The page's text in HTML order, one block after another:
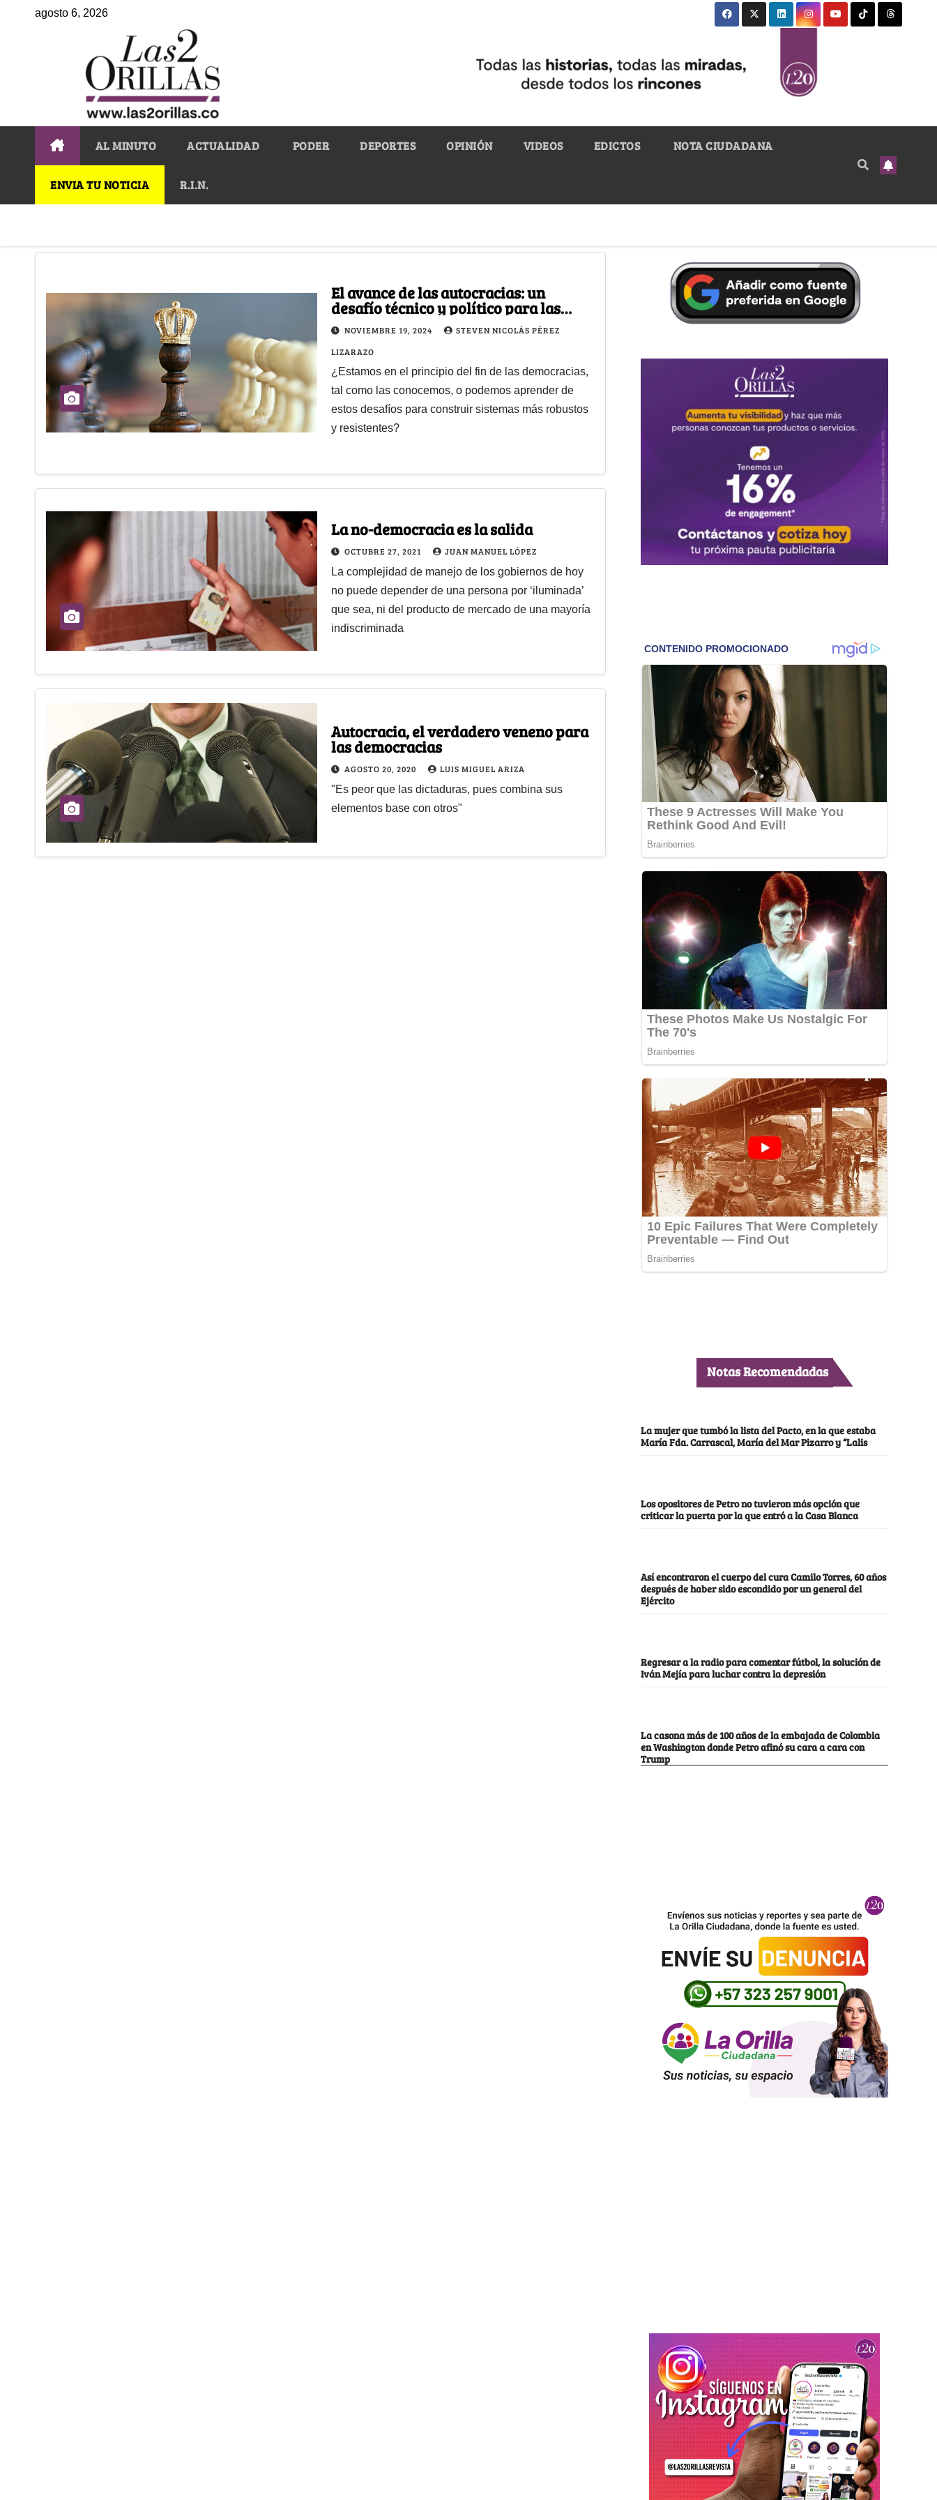
agosto 6, 2026
AL MINUTO ACTUALIDAD PODER DEPORTES OPINIÓN VIDEOS EDICTOS NOTA CIUDADANA
ENVIA TU NOTICIA R.I.N.
El avance de las autocracias: un
desafío técnico y político para las
democracias del siglo XXI
NOVIEMBRE 19, 2024
STEVEN NICOLÁS PÉREZ
LIZARAZO
¿Estamos en el principio del fin de las democracias,
tal como las conocemos, o podemos aprender de
estos desafíos para construir sistemas más robustos
y resistentes?
La no-democracia es la salida
OCTUBRE 27, 2021 JUAN MANUEL LÓPEZ
La complejidad de manejo de los gobiernos de hoy
no puede depender de una persona por ‘iluminada’
que sea, ni del producto de mercado de una mayoría
indiscriminada
Autocracia, el verdadero veneno para
las democracias
AGOSTO 20, 2020 LUIS MIGUEL ARIZA
"Es peor que las dictaduras, pues combina sus
elementos base con otros"
Notas Recomendadas
La mujer que tumbó la lista del Pacto, en la que estaba
María Fda. Carrascal, María del Mar Pizarro y “Lalis
Los opositores de Petro no tuvieron más opción que
criticar la puerta por la que entró a la Casa Blanca
Así encontraron el cuerpo del cura Camilo Torres, 60 años
después de haber sido escondido por un general del
Ejército
Regresar a la radio para comentar fútbol, la solución de
Iván Mejía para luchar contra la depresión
La casona más de 100 años de la embajada de Colombia
en Washington donde Petro afinó su cara a cara con
Trump